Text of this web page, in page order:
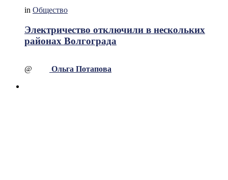
in Общество
Электричество отключили в нескольких
районах Волгограда
@ Ольга Потапова